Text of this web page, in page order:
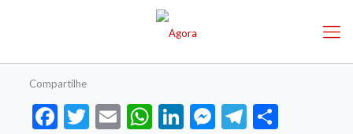
Compartilhe
Facebook
Twitter
EmailWhatsApp
LinkedIn
Messenger
Telegram
Share